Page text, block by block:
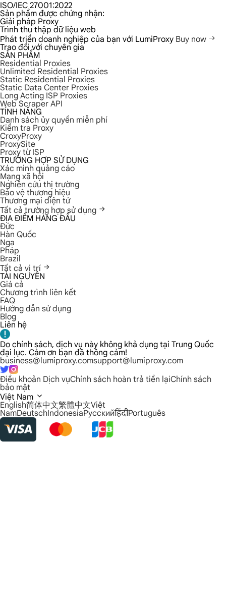
ISO/IEC 27001:2022
Sản phẩm được chứng nhận:
Giải pháp Proxy
Trình thu thập dữ liệu web
Phát triển doanh nghiệp của bạn với LumiProxy Buy now
Trao đổi với chuyên gia
SẢN PHẨM
Residential Proxies
Unlimited Residential Proxies
Static Residential Proxies
Static Data Center Proxies
Long Acting ISP Proxies
Web Scraper API
TÍNH NĂNG
Danh sách ủy quyền miễn phí
Kiểm tra Proxy
CroxyProxy
ProxySite
Proxy từ ISP
TRƯỜNG HỢP SỬ DỤNG
Xác minh quảng cáo
Mạng xã hội
Nghiên cứu thị trường
Bảo vệ thương hiệu
Thương mại điện tử
Tất cả trường hợp sử dụng
ĐỊA ĐIỂM HÀNG ĐẦU
Đức
Hàn Quốc
Nga
Pháp
Brazil
Tất cả vị trí
TÀI NGUYÊN
Giá cả
Chương trình liên kết
FAQ
Hướng dẫn sử dụng
Blog
Liên hệ
Do chính sách, dịch vụ này không khả dụng tại Trung Quốc
đại lục. Cảm ơn bạn đã thông cảm!
business@lumiproxy.comsupport@lumiproxy.com
Điều khoản Dịch vụChính sách hoàn trả tiền lạiChính sách
bảo mật
Việt Nam
English简体中文繁體中文Việt
NamDeutschIndonesiaРусскийहिंदीPortuguês